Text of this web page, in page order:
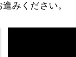
みください。